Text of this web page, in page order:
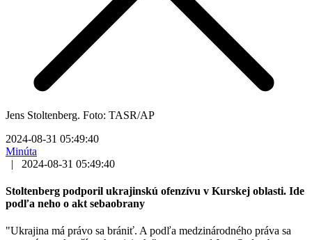
Jens Stoltenberg. Foto: TASR/AP
2024-08-31 05:49:40
Minúta
|
2024-08-31 05:49:40
Stoltenberg podporil ukrajinskú ofenzívu v Kurskej oblasti. Ide
podľa neho o akt sebaobrany
"Ukrajina má právo sa brániť. A podľa medzinárodného práva sa